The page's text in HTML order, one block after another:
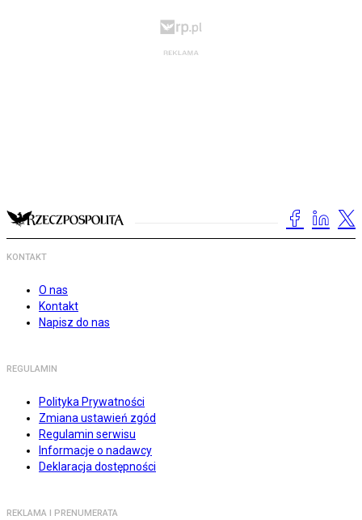
KONTAKT
O nas
Kontakt
Napisz do nas
REGULAMIN
Polityka Prywatności
Zmiana ustawień zgód
Regulamin serwisu
Informacje o nadawcy
Deklaracja dostępności
REKLAMA I PRENUMERATA